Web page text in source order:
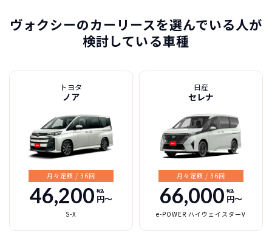
自動車ローン
479万円
トヨタ ヴォクシー
総支払金額の差
300万円
月々の支払 133,100円/月
NORIDOKIが提案するカーライフ
位置するかも知れません。
フロントは、今にも噛み付いてきそうな大きな開口
ジ。リアは、2本の横ラインでシャープなイメージに
なります。流れるシーケンシャルウィンカーと薄型3
連ヘッドライトは秀逸なデザインです。ハニカムメ
ッシュ内の5か所のLEDランプは｢薄暮灯｣と言い、フ
ォグランプではありませんので、お間違えな
く・・・また、フォグランプの設定はありません。
NORIDOKIでは、S-G：快適利便Midパッケージ＋バ
ックガイドモニター、S-Z：快適利便Hiパッケー
ジ、BSM₊SEA₊FCTA₊LCA+PKSB、トヨタチームメイ
トアドバンストパーク＋パノラミックビューモニタ
ーが、リース料に含まれております。また、7人乗り
のみの指定となります。
グレード
純正タイヤサイズ
ヴォクシーのカーリースを選んでいる人が
検討している車種
トヨタ
ノア
月々定額 / 36回
46,200 税込
円〜
S-X
日産
セレナ
月々定額 / 36回
66,000 税込
円〜
e-POWER ハイウェイスターV